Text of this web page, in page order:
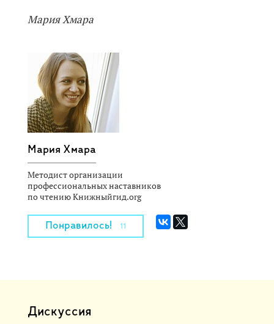
Мария Хмара
Мария Хмара
Методист организации
профессиональных наставников
по чтению Книжныйгид.org
Понравилось! 11
Дискуссия